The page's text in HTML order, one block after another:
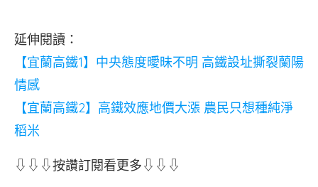
延伸閱讀：
【宜蘭高鐵1】中央態度曖昧不明 高鐵設址撕裂蘭陽
情感
【宜蘭高鐵2】高鐵效應地價大漲 農民只想種純淨
稻米
⇩⇩⇩按讚訂閱看更多⇩⇩⇩